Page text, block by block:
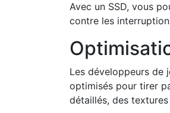
Avec un SSD, vous
contre les
Les développeurs de
optimisés pour tirer
détaillés, des